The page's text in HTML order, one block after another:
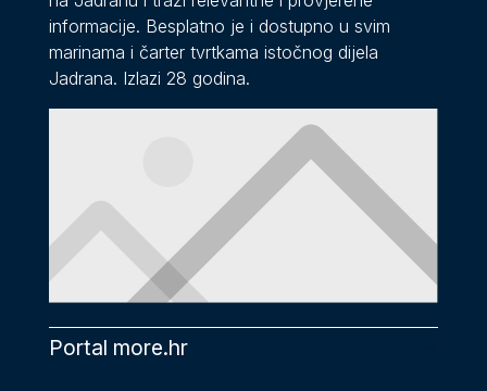
informacije. Besplatno je i dostupno u svim
marinama i čarter tvrtkama istočnog dijela
Jadrana. Izlazi 28 godina.
Portal more.hr